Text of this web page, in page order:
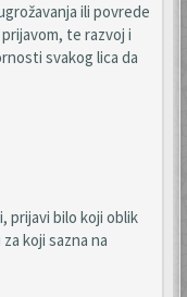
ili povrede
te razvoj i
svakog lica da
prijavi bilo koji oblik
koji sazna na